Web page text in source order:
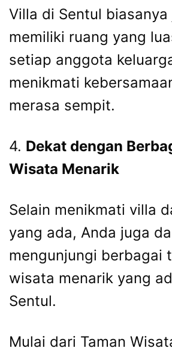
Villa di Sentul biasanya
memiliki ruang yang
setiap anggota
menikmati
merasa sempit.
4. Dekat dengan
Wisata Menarik
Selain menikmati villa
yang ada, Anda juga
mengunjungi berbagai
wisata menarik yang
Sentul.
Mulai dari Taman